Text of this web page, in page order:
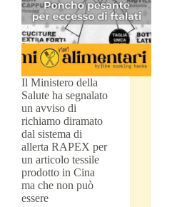
Il Ministero della
Salute ha segnalato
un avviso di
richiamo diramato
dal sistema di
allerta RAPEX per
un articolo tessile
prodotto in Cina
ma che non può
essere